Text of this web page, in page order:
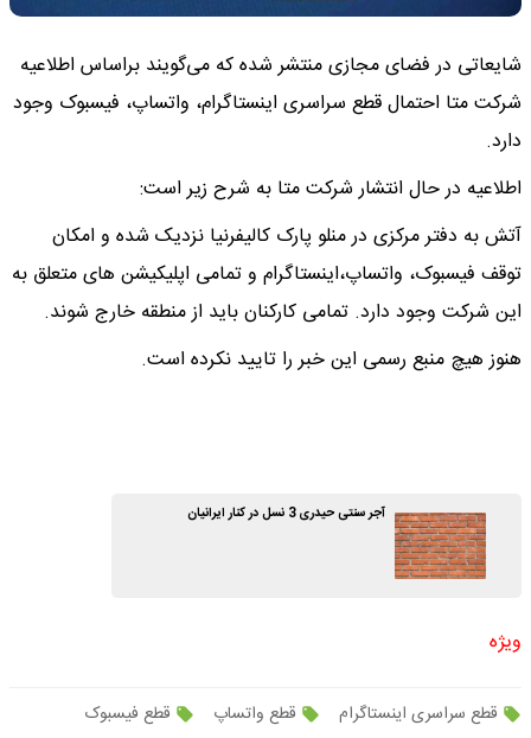
شایعاتی در فضای مجازی منتشر شده که می‌گویند براساس اطلاعیه
شرکت متا احتمال قطع سراسری اینستاگرام، واتساپ، فیسبوک وجود
دارد.
اطلاعیه در حال انتشار شرکت متا به شرح زیر است:
آتش به دفتر مرکزی در منلو پارک کالیفرنیا نزدیک شده و امکان
توقف فیسبوک، واتساپ،اینستاگرام و تمامی اپلیکیشن های متعلق به
این شرکت وجود دارد. تمامی کارکنان باید از منطقه خارج شوند.
هنوز هیچ منبع رسمی این خبر را تایید نکرده است.
آجر سنتی حیدری 3 نسل در کنار ایرانیان
ویژه
قطع سراسری اینستاگرام قطع واتساپ قطع فیسبوک